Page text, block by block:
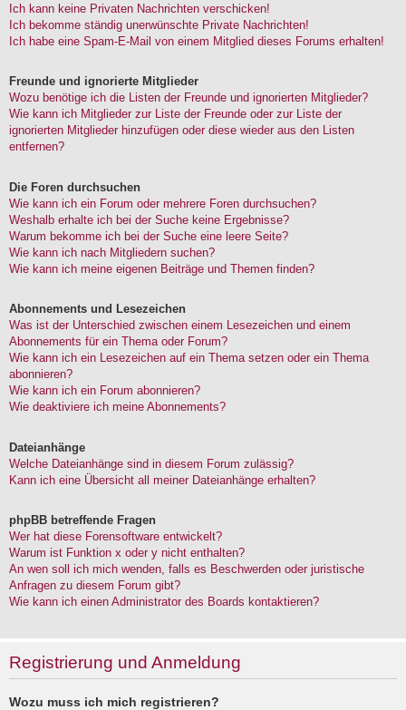
Ich kann keine Privaten Nachrichten verschicken!
Ich bekomme ständig unerwünschte Private Nachrichten!
Ich habe eine Spam-E-Mail von einem Mitglied dieses Forums erhalten!
Freunde und ignorierte Mitglieder
Wozu benötige ich die Listen der Freunde und ignorierten Mitglieder?
Wie kann ich Mitglieder zur Liste der Freunde oder zur Liste der
ignorierten Mitglieder hinzufügen oder diese wieder aus den Listen
entfernen?
Die Foren durchsuchen
Wie kann ich ein Forum oder mehrere Foren durchsuchen?
Weshalb erhalte ich bei der Suche keine Ergebnisse?
Warum bekomme ich bei der Suche eine leere Seite?
Wie kann ich nach Mitgliedern suchen?
Wie kann ich meine eigenen Beiträge und Themen finden?
Abonnements und Lesezeichen
Was ist der Unterschied zwischen einem Lesezeichen und einem
Abonnements für ein Thema oder Forum?
Wie kann ich ein Lesezeichen auf ein Thema setzen oder ein Thema
abonnieren?
Wie kann ich ein Forum abonnieren?
Wie deaktiviere ich meine Abonnements?
Dateianhänge
Welche Dateianhänge sind in diesem Forum zulässig?
Kann ich eine Übersicht all meiner Dateianhänge erhalten?
phpBB betreffende Fragen
Wer hat diese Forensoftware entwickelt?
Warum ist Funktion x oder y nicht enthalten?
An wen soll ich mich wenden, falls es Beschwerden oder juristische
Anfragen zu diesem Forum gibt?
Wie kann ich einen Administrator des Boards kontaktieren?
Registrierung und Anmeldung
Wozu muss ich mich registrieren?